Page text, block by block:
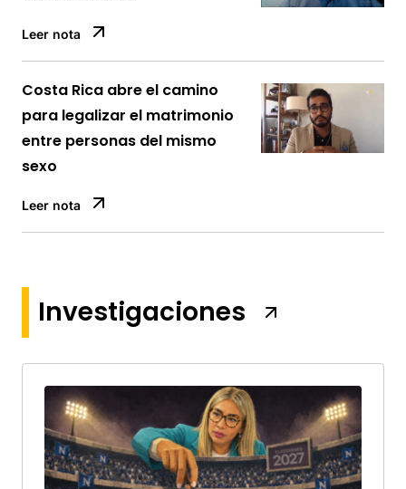
Leer nota
Costa Rica abre el camino
para legalizar el matrimonio
entre personas del mismo
sexo
Leer nota
Investigaciones